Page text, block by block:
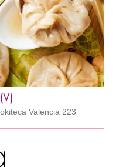
Valencia 223